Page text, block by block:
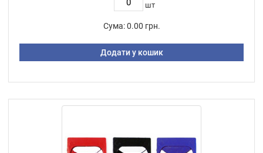
шт
Сума: 0.00 грн.
Додати у кошик